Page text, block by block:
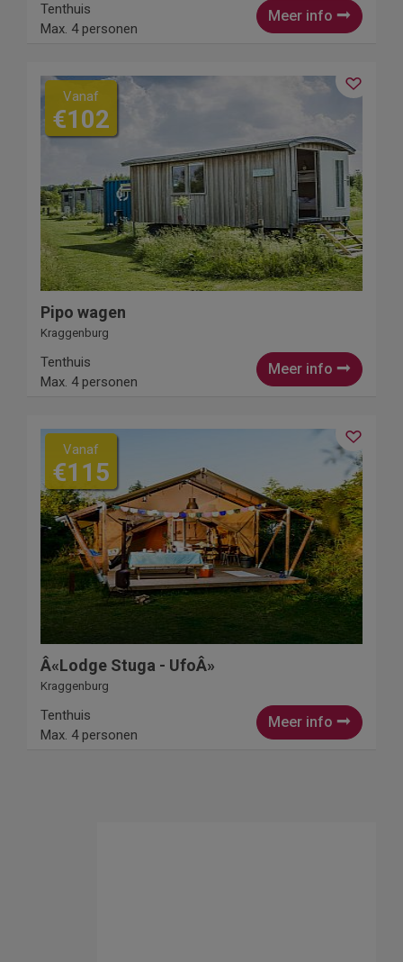
Meer info
Tenthuis
Max. 4 personen
Vanaf
€102
Pipo wagen
Kraggenburg
Meer info
Tenthuis
Max. 4 personen
Vanaf
€115
Â«Lodge Stuga - UfoÂ»
Kraggenburg
Meer info
Tenthuis
Max. 4 personen